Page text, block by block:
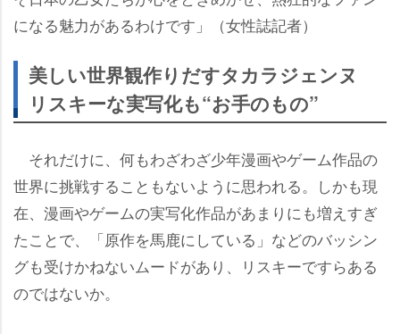
になる魅力があるわけです」（女性誌記者）
美しい世界観作りだすタカラジェンヌ
リスキーな実写化も“お手のもの”
それだけに、何もわざわざ少年漫画やゲーム作品の
世界に挑戦することもないように思われる。しかも現
在、漫画やゲームの実写化作品があまりにも増えすぎ
たことで、「原作を馬鹿にしている」などのバッシン
グも受けかねないムードがあり、リスキーですらある
のではないか。